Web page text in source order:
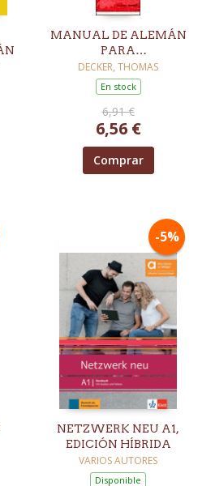
MANUAL DE ALEMÁN
PARA
UNIVERSITARIOS:
GUÍA LINGÜÍSTICA
PARA ESTUDIAR EN
ALEMANIA, AUSTRIA
Y SUIZA
DECKER, THOMAS
En stock
6,91 €
6,56 €
Comprar
-5%
NETZWERK NEU A1,
EDICIÓN HÍBRIDA
VARIOS AUTORES
Disponible